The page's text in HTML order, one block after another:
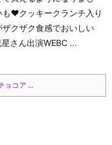
も♥クッキークランチ入り
クザク食感でおいしい
さん出演WEBC ...
ョコア ...